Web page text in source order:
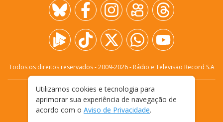
Todos os direitos reservados - 2009-2026- Rádio e Televisão Record S.A
FALE CONOSCO
PRIVACIDADE
TERMOS E CONDIÇÕES DE USO
Utilizamos cookies e tecnologia para
aprimorar sua experiência de navegação de
acordo com o Aviso de Privacidade.